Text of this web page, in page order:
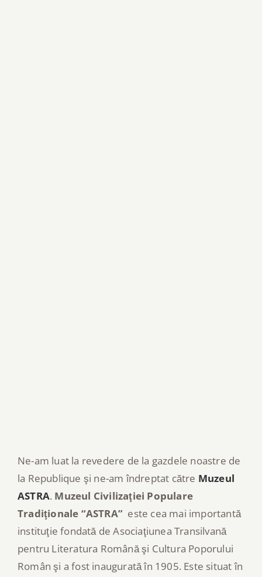
Ne-am luat la revedere de la gazdele noastre de
la Republique şi ne-am îndreptat către Muzeul
ASTRA. Muzeul Civilizaţiei Populare
Tradiţionale “ASTRA” este cea mai importantă
instituţie fondată de Asociaţiunea Transilvană
pentru Literatura Română şi Cultura Poporului
Român şi a fost inaugurată în 1905. Este situat în